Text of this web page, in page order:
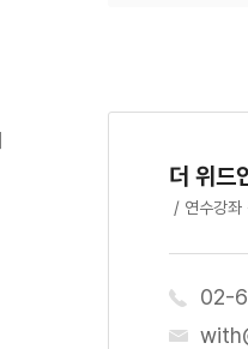
더 위드
/ 연수강좌
02-